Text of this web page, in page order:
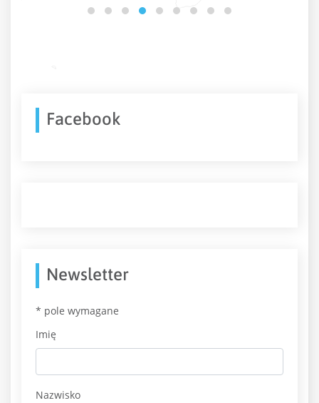
Facebook
Newsletter
* pole wymagane
Imię
Nazwisko